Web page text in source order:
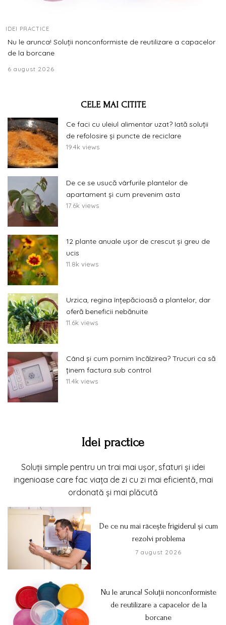
IDEI PRACTICE
Nu le arunca! Soluții nonconformiste de reutilizare a capacelor
de la borcane
6 august 2026
CELE MAI CITITE
Ce faci cu uleiul alimentar uzat? Iată soluții
de refolosire și puncte de reciclare
19.4k views
De ce se usucă vârfurile plantelor de
apartament și cum prevenim asta
17.6k views
12 plante anuale ușor de crescut și greu de
ucis
11.8k views
Urzica, regina înțepăcioasă a plantelor, dar
oferă beneficii nebănuite
11.6k views
Când și cum pornim încălzirea? Trucuri ca să
ținem factura sub control
11.4k views
Idei practice
Soluții simple pentru un trai mai ușor, sfaturi și idei
ingenioase care fac viața de zi cu zi mai eficientă, mai
ordonată și mai plăcută
De ce nu mai răcește frigiderul și cum
rezolvi problema
7 august 2026
Nu le arunca! Soluții nonconformiste
de reutilizare a capacelor de la
borcane